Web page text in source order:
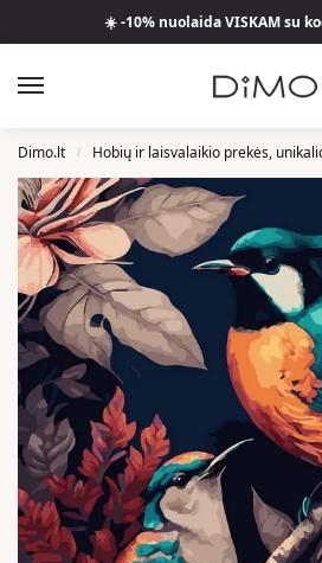
☀️ -10% nuolaida VISKAM su
Dimo.lt / Hobių ir laisvalaikio prekės,